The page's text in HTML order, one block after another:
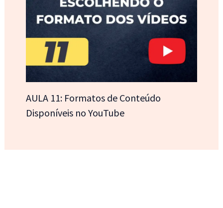
AULA 11: Formatos de Conteúdo
Disponíveis no YouTube